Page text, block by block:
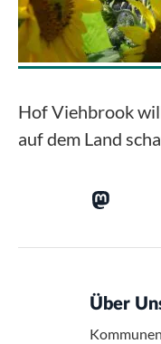
Hof Viehbrook
auf dem Land
Über